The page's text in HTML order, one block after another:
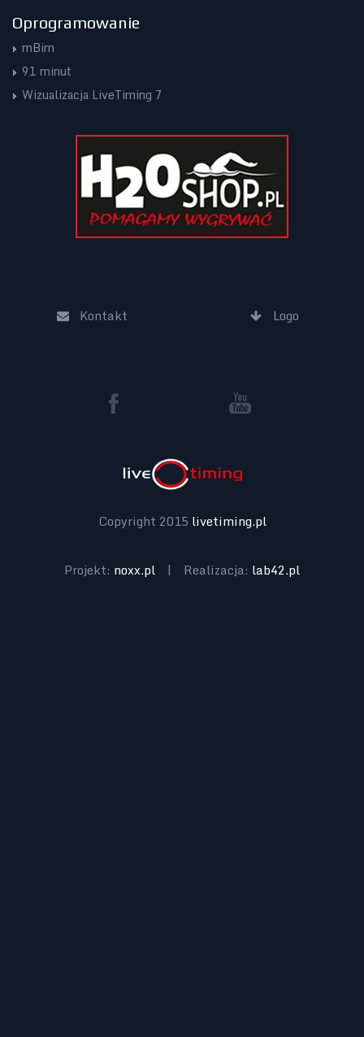
Oprogramowanie
mBim
91 minut
Wizualizacja LiveTiming 7
Kontakt Logo
Copyright 2015 livetiming.pl
Projekt: noxx.pl | Realizacja: lab42.pl